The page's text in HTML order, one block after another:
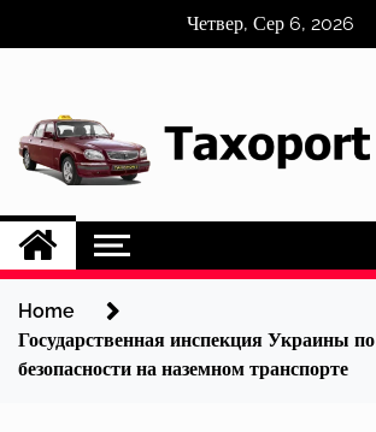
Четвер, Сер 6, 2026
Home
Государственная инспекция Украины по
безопасности на наземном транспорте